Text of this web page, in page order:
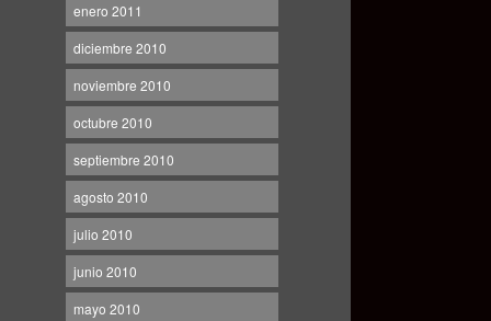
enero 2011
diciembre 2010
noviembre 2010
octubre 2010
septiembre 2010
agosto 2010
julio 2010
junio 2010
mayo 2010